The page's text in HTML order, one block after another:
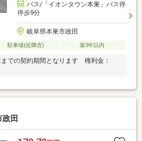
バス/「イオンタウン本巣」バス停
停歩9分
岐阜県本巣市政田
駐車場(近隣含) 築3年以内
での契約期間となります 権利金：
田